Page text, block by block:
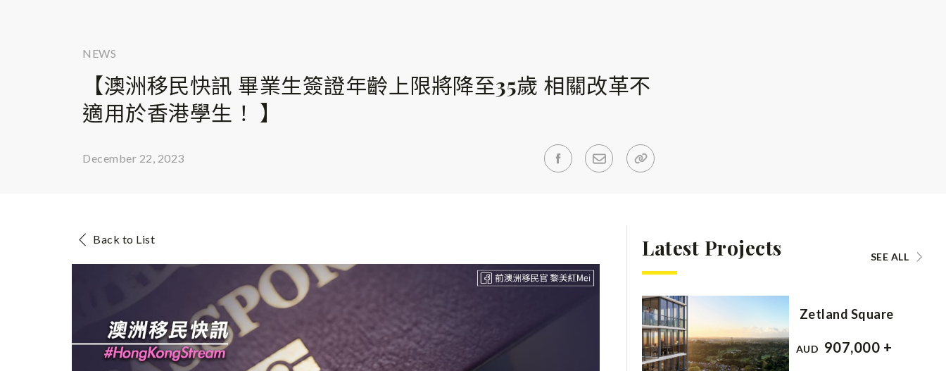
NEWS
【澳洲移民快訊 畢業生簽證年齡上限將降至35歲 相關改革不
適用於香港學生！ 】
December 22, 2023
Back to List Latest Projects SEE ALL
Zetland Square
AUD 907,000 +